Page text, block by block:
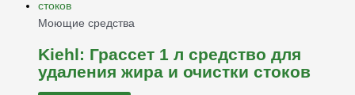
Моющие средства
Kiehl: Грассет 1 л средство для
удаления жира и очистки стоков